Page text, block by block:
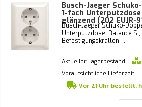
Busch-Jaeger
1-fach Unterputzdose
glänzend (202 EUJR-
Busch-Jaeger Schuko-
Unterputzdose, Balance
Befestigungskrallen! ...
Aktueller Lagerbestand:
Voraussichtliche Lieferzeit:
Vor 21 Uhr bestellt,